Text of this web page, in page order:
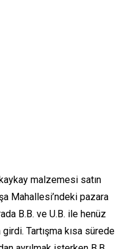
malzemesi satın
Mahallesi’ndeki pazara
B.B. ve U.B. ile henüz
Tartışma kısa sürede